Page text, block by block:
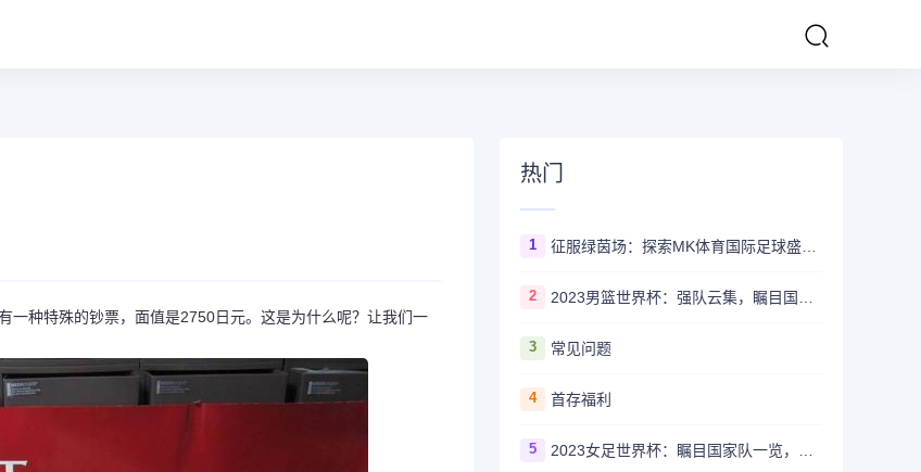
一种特殊的钞票，面值是2750日元。这是为什么呢？让我们一
热门
1 征服绿茵场：探索MK体育国际足球盛事的辉煌传奇
2
3 常见问题
4 首存福利
5